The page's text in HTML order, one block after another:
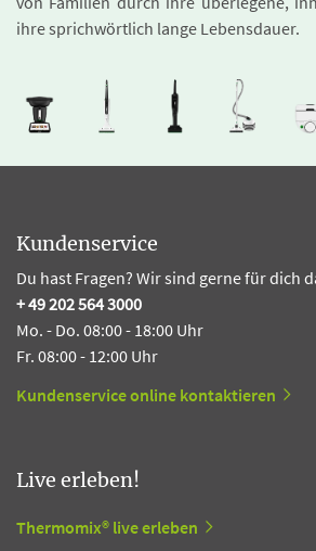
ihre sprichwörtlich lange Lebensdauer.
Kundenservice
Du hast Fragen? Wir sind gerne für dich
+ 49 202 564 3000
Mo. - Do. 08:00 - 18:00 Uhr
Fr. 08:00 - 12:00 Uhr
Kundenservice online kontaktieren
Live erleben!
Thermomix® live erleben